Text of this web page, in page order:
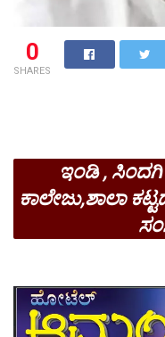
0
SHARES
ಇಂಡಿ , ಸಿಂದಗಿ
ಕಾಲೇಜು,ಶಾಲಾ